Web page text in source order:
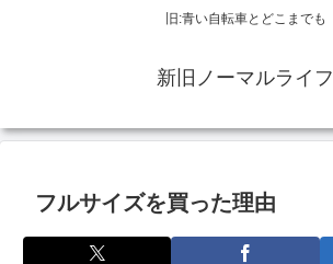
旧:青い自転車とどこまでも
新旧ノーマルライフ
フルサイズを買った理由